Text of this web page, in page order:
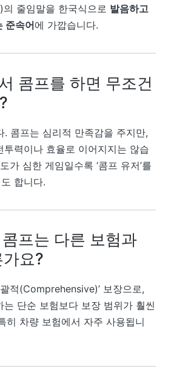
줄임말을 한국식으로 발음하고
준속어에 가깝습니다.
콤프를 하면 무조건
. 콤프는 심리적 만족감을 주지만,
투력이나 효율로 이어지지는 않습
가 심한 게임일수록 ‘콤프 유저’를
합니다.
프는 다른 보험과
요?
적(Comprehensive)’ 보장으로,
는 단순 보험보다 보장 범위가 훨씬
히 차량 보험에서 자주 사용됩니